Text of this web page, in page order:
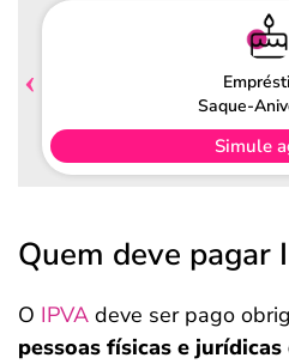
Saque-
Simule
Quem deve pagar
O IPVA deve ser pago
pessoas físicas e